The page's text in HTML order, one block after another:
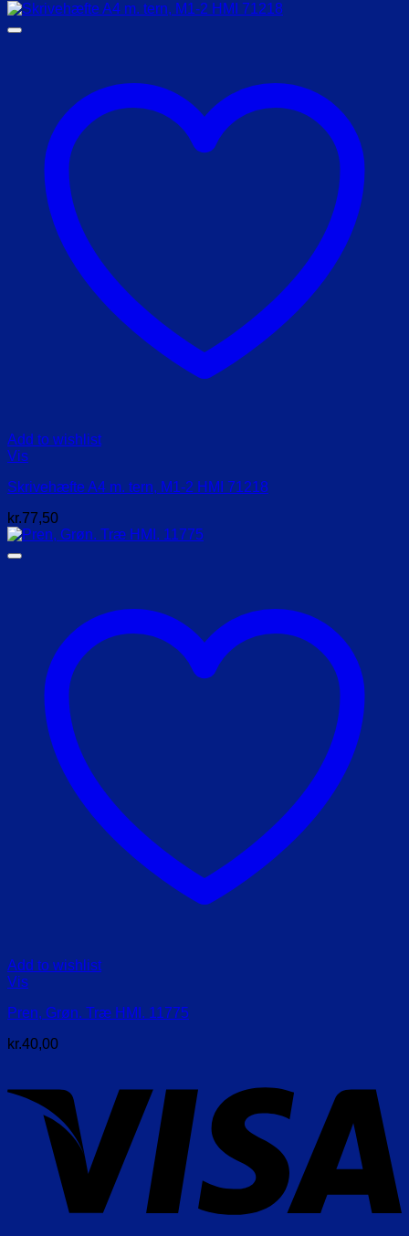
Add to wishlist
Vis
Skrivehæfte A4 m. tern, M1-2 HMI 71218
kr.77,50
Add to wishlist
Vis
Pren, Grøn. Træ HMI. 11775
kr.40,00